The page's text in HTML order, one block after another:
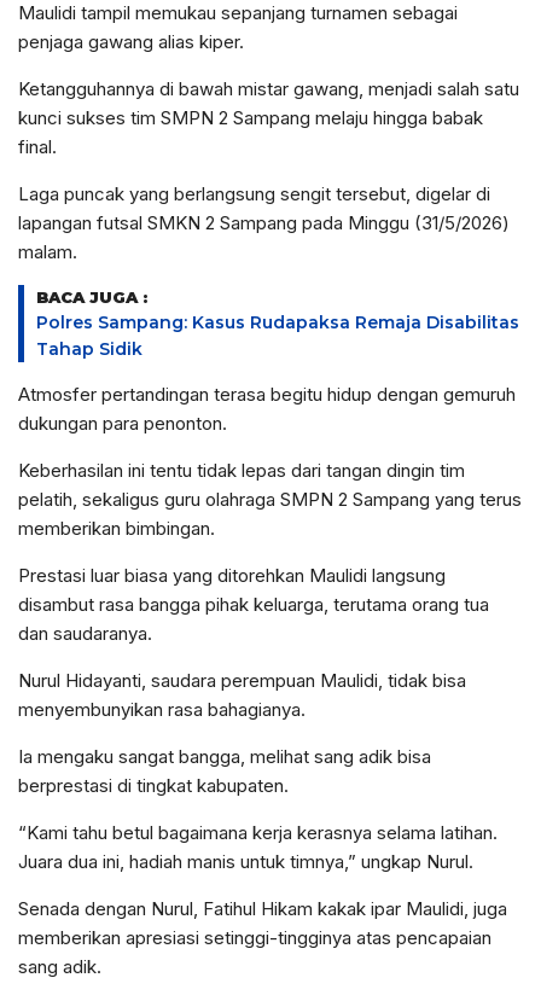
Maulidi tampil memukau sepanjang turnamen sebagai
penjaga gawang alias kiper.
Ketangguhannya di bawah mistar gawang, menjadi salah satu
kunci sukses tim SMPN 2 Sampang melaju hingga babak
final.
Laga puncak yang berlangsung sengit tersebut, digelar di
lapangan futsal SMKN 2 Sampang pada Minggu (31/5/2026)
malam.
BACA JUGA :
Polres Sampang: Kasus Rudapaksa Remaja Disabilitas
Tahap Sidik
Atmosfer pertandingan terasa begitu hidup dengan gemuruh
dukungan para penonton.
Keberhasilan ini tentu tidak lepas dari tangan dingin tim
pelatih, sekaligus guru olahraga SMPN 2 Sampang yang terus
memberikan bimbingan.
Prestasi luar biasa yang ditorehkan Maulidi langsung
disambut rasa bangga pihak keluarga, terutama orang tua
dan saudaranya.
Nurul Hidayanti, saudara perempuan Maulidi, tidak bisa
menyembunyikan rasa bahagianya.
Ia mengaku sangat bangga, melihat sang adik bisa
berprestasi di tingkat kabupaten.
“Kami tahu betul bagaimana kerja kerasnya selama latihan.
Juara dua ini, hadiah manis untuk timnya,” ungkap Nurul.
Senada dengan Nurul, Fatihul Hikam kakak ipar Maulidi, juga
memberikan apresiasi setinggi-tingginya atas pencapaian
sang adik.